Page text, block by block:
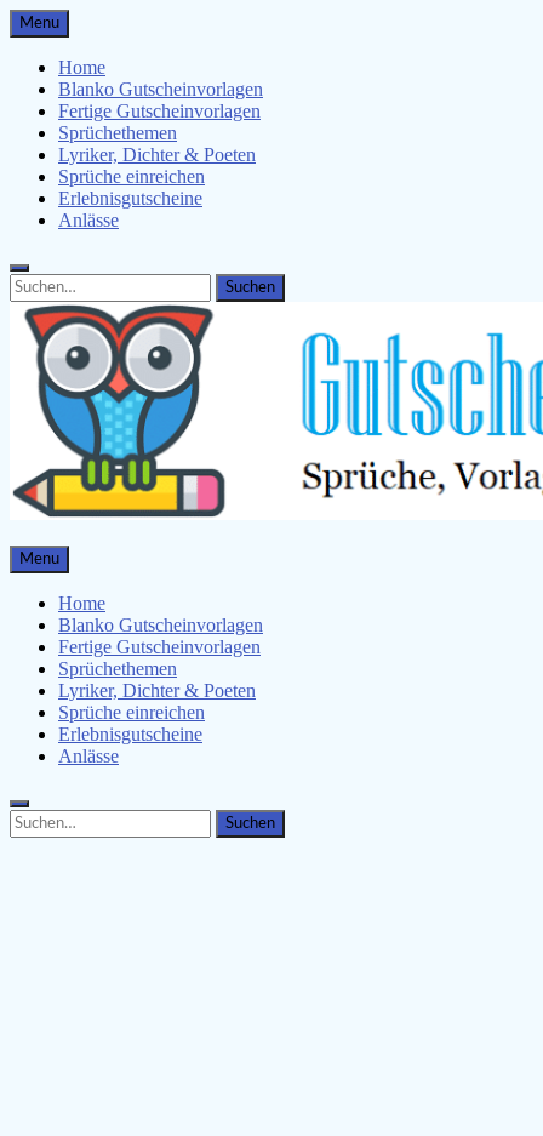
Skip
to
content
Menu
Home
Blanko Gutscheinvorlagen
Fertige Gutscheinvorlagen
Sprüchethemen
Lyriker, Dichter & Poeten
Sprüche einreichen
Erlebnisgutscheine
Anlässe
Search
for:
Search
Gutscheinspruch.de
Gutscheinsprüche & Gutscheinvorlagen finden
Menu
Home
Blanko Gutscheinvorlagen
Fertige Gutscheinvorlagen
Sprüchethemen
Lyriker, Dichter & Poeten
Sprüche einreichen
Erlebnisgutscheine
Anlässe
Search
for:
Search